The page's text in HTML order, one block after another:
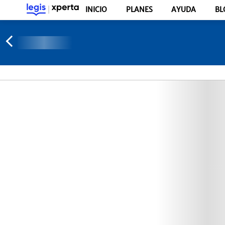
INICIO PLANES AYUDA